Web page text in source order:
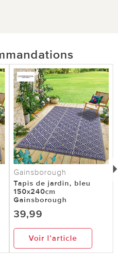
Gainsborough
Tapis de jardin, bleu
150x240cm
Gainsborough
39,99
Voir l’article